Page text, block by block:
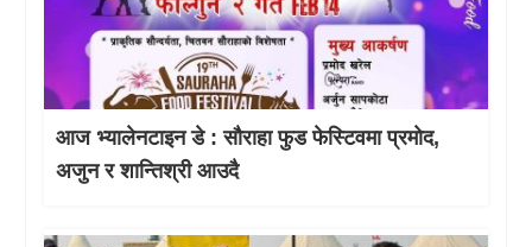
आज भ्यालेनटाइन डे : साैराहा फुड फेस्टिवमा प्रमाेद,
अजुन र शान्तिश्री आउदै